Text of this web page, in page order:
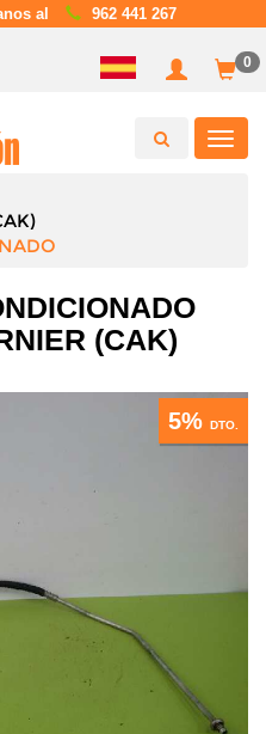
al 962 441 267
0
(CAK)
5% DTO.